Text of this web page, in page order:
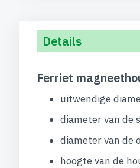
Details
Ferriet
uitwendige
diameter van de
diameter van de
hoogte van de